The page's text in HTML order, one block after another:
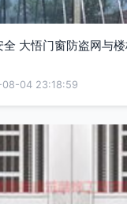
大悟门窗防盗网与
08-04 23:18:59